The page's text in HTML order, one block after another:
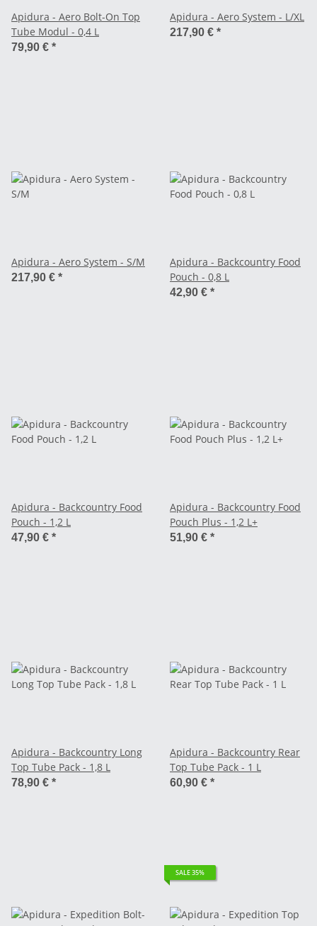
Apidura - Aero Bolt-On Top
Tube Modul - 0,4 L
79,90 € *
Apidura - Aero System - L/XL
217,90 € *
Apidura - Aero System - S/M
217,90 € *
Apidura - Backcountry Food
Pouch - 0,8 L
42,90 € *
Apidura - Backcountry Food
Pouch - 1,2 L
47,90 € *
Apidura - Backcountry Food
Pouch Plus - 1,2 L+
51,90 € *
Apidura - Backcountry Long
Top Tube Pack - 1,8 L
78,90 € *
Apidura - Backcountry Rear
Top Tube Pack - 1 L
60,90 € *
SALE 35%